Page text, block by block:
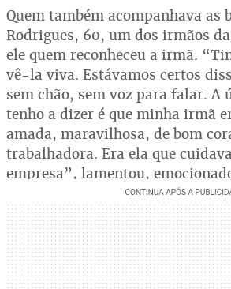
Quem também acompanhava as
Rodrigues, 60, um dos irmãos
ele quem reconheceu a irmã.
vê-la viva. Estávamos certos
sem chão, sem voz para falar. A
tenho a dizer é que minha irmã
amada, maravilhosa, de bom
trabalhadora. Era ela que
empresa”, lamentou,